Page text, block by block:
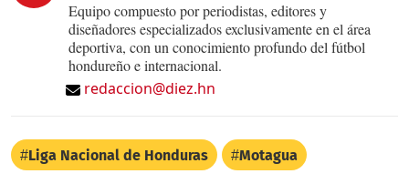
Equipo compuesto por periodistas, editores y
diseñadores especializados exclusivamente en el área
deportiva, con un conocimiento profundo del fútbol
hondureño e internacional.
redaccion@diez.hn
Liga Nacional de Honduras Motagua